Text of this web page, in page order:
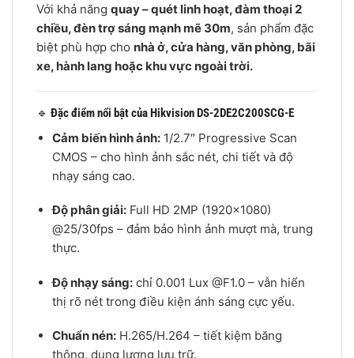
Với khả năng quay – quét linh hoạt, đàm thoại 2
chiều, đèn trợ sáng mạnh mẽ 30m, sản phẩm đặc
biệt phù hợp cho nhà ở, cửa hàng, văn phòng, bãi
xe, hành lang hoặc khu vực ngoài trời.
🔹 Đặc điểm nổi bật của Hikvision DS-2DE2C200SCG-E
Cảm biến hình ảnh:1/2.7″ Progressive Scan
CMOS – cho hình ảnh sắc nét, chi tiết và độ
nhạy sáng cao.
Độ phân giải:Full HD 2MP (1920×1080)
@25/30fps – đảm bảo hình ảnh mượt mà, trung
thực.
Độ nhạy sáng:chỉ 0.001 Lux @F1.0 – vẫn hiển
thị rõ nét trong điều kiện ánh sáng cực yếu.
Chuẩn nén:H.265/H.264 – tiết kiệm băng
thông, dung lượng lưu trữ.